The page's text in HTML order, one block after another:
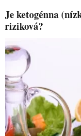
Je ketogénna
riziková?